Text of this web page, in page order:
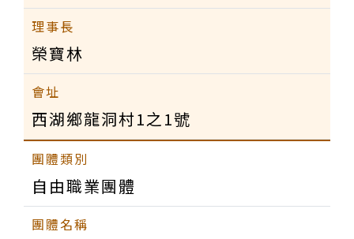
榮寶林
西湖鄉龍洞村1之1號
自由職業團體